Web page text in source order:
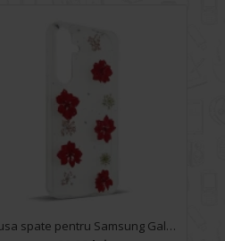
Husa spate pentru Samsung Galaxy A34 5G- Natural case